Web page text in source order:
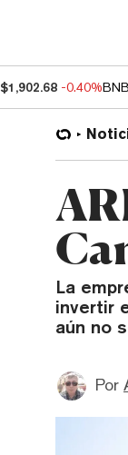
$1,902.68 -0.40%BNB
La
invertir
aún no
Por